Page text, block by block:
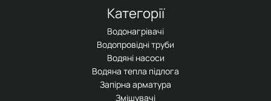
Категорії
Водонагрівачі
Водопровідні труби
Водяні насоси
Водяна тепла підлога
Запірна арматура
Змішувачі